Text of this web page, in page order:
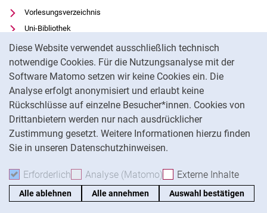
Diese Website verwendet ausschließlich technisch
notwendige Cookies. Für die Nutzungsanalyse mit der
Software Matomo setzen wir keine Cookies ein. Die
Analyse erfolgt anonymisiert und erlaubt keine
Rückschlüsse auf einzelne Besucher*innen. Cookies von
Drittanbietern werden nur nach ausdrücklicher
Zustimmung gesetzt. Weitere Informationen hierzu finden
Sie in unseren Datenschutzhinweisen.
Erforderlich Erforderliche Cookies akzeptieren
Analyse (Matomo) Analyse-Cookies
Externe Inhalte
Alle ablehnen Alle annehmen Auswahl bestätigen
Vorlesungsverzeichnis
Uni-Bibliothek
Moodle
Panopto
Datenschutz
Barrierefreiheit
Transparenter KI-Einsatz